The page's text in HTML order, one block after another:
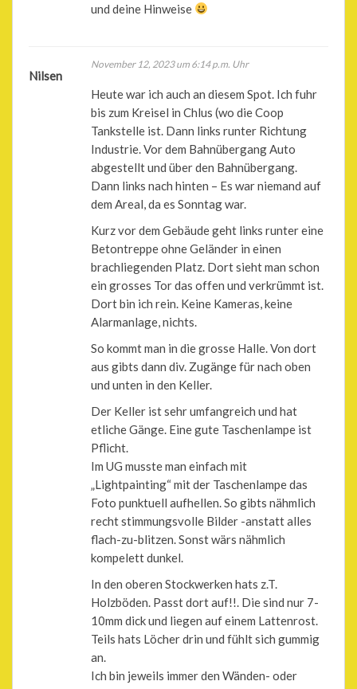
und deine Hinweise
Nilsen
November 12, 2023 um 6:14 p.m. Uhr
Heute war ich auch an diesem Spot. Ich fuhr
bis zum Kreisel in Chlus (wo die Coop
Tankstelle ist. Dann links runter Richtung
Industrie. Vor dem Bahnübergang Auto
abgestellt und über den Bahnübergang.
Dann links nach hinten – Es war niemand auf
dem Areal, da es Sonntag war.
Kurz vor dem Gebäude geht links runter eine
Betontreppe ohne Geländer in einen
brachliegenden Platz. Dort sieht man schon
ein grosses Tor das offen und verkrümmt ist.
Dort bin ich rein. Keine Kameras, keine
Alarmanlage, nichts.
So kommt man in die grosse Halle. Von dort
aus gibts dann div. Zugänge für nach oben
und unten in den Keller.
Der Keller ist sehr umfangreich und hat
etliche Gänge. Eine gute Taschenlampe ist
Pflicht.
Im UG musste man einfach mit
„Lightpainting“ mit der Taschenlampe das
Foto punktuell aufhellen. So gibts nähmlich
recht stimmungsvolle Bilder -anstatt alles
flach-zu-blitzen. Sonst wärs nähmlich
kompelett dunkel.
In den oberen Stockwerken hats z.T.
Holzböden. Passt dort auf!!. Die sind nur 7-
10mm dick und liegen auf einem Lattenrost.
Teils hats Löcher drin und fühlt sich gummig
an.
Ich bin jeweils immer den Wänden- oder